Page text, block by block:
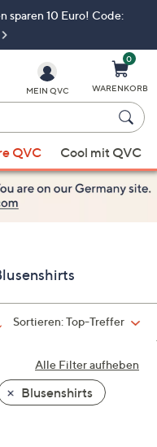
sparen 10 Euro! Code:
MEIN QVC
0
WARENKORB
QVC Cool mit QVC
Sortieren:Top-Treffer
Alle Filter aufheben
Blusenshirts